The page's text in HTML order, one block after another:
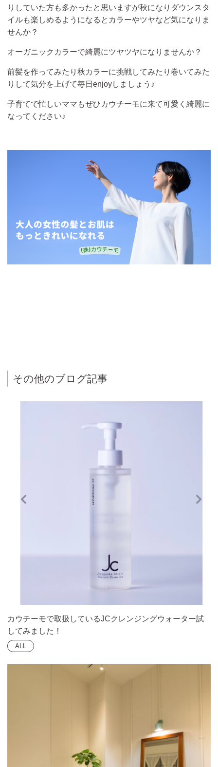
りしていた方も多かったと思いますが秋になりダウンスタ
イルも楽しめるようになるとカラーやツヤなど気になりま
せんか？
オーガニックカラーで綺麗にツヤツヤになりませんか？
前髪を作ってみたり秋カラーに挑戦してみたり巻いてみた
りして気分を上げて毎日enjoyしましょう♪
子育てで忙しいママもぜひカウチーモに来て可愛く綺麗に
なってください♪
その他のブログ記事
カウチーモで取扱しているJCクレンジングウォーター試
してみました！
ALL